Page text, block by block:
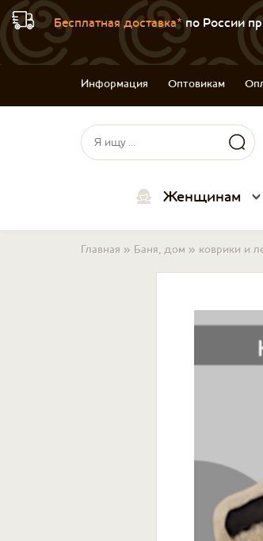
Бесплатная доставка*по России
Информация Оптовикам
Форма поиска
Поиск
Женщинам
Вы здесь
Главная » Баня, дом » коврики и